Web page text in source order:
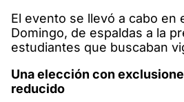
El evento se llevó a cabo en
Domingo, de espaldas a la
estudiantes que buscaban
Una elección con
reducido